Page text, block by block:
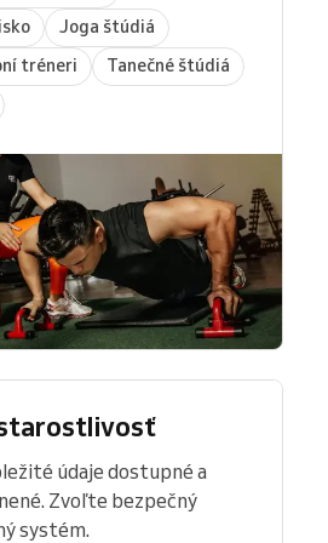
Joga štúdiá
tréneri
Tanečné štúdiá
údaje dostupné a
Zvoľte bezpečný
systém.